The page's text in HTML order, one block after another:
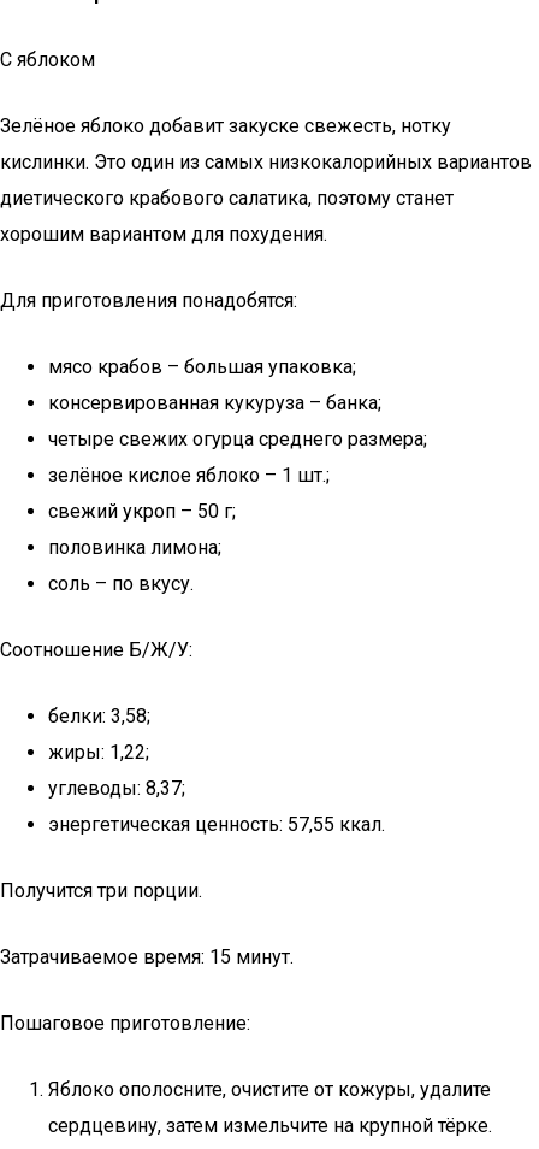
С яблоком
Зелёное яблоко добавит закуске свежесть, нотку
кислинки. Это один из самых низкокалорийных вариантов
диетического крабового салатика, поэтому станет
хорошим вариантом для похудения.
Для приготовления понадобятся:
мясо крабов – большая упаковка;
консервированная кукуруза – банка;
четыре свежих огурца среднего размера;
зелёное кислое яблоко – 1 шт.;
свежий укроп – 50 г;
половинка лимона;
соль – по вкусу.
Соотношение Б/Ж/У:
белки: 3,58;
жиры: 1,22;
углеводы: 8,37;
энергетическая ценность: 57,55 ккал.
Получится три порции.
Затрачиваемое время: 15 минут.
Пошаговое приготовление:
Яблоко ополосните, очистите от кожуры, удалите
сердцевину, затем измельчите на крупной тёрке.